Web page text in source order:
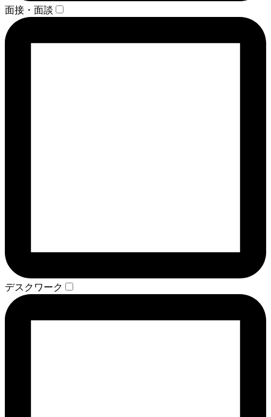
面接・面談
デスクワーク